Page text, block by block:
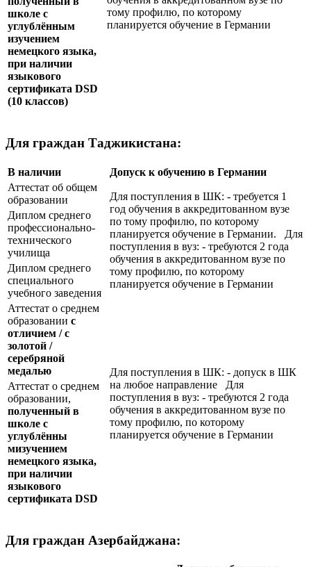
тому профилю, по которому
планируется обучение в Германии
школе с
углублённым
изучением
немецкого языка,
при наличии
языкового
сертификата DSD
(10 классов)
Для граждан Таджикистана:
В наличии
Допуск к обучению в Германии
Аттестат об общем
образовании
Для поступления в ШК: - требуется 1
год обучения в аккредитованном вузе
по тому профилю, по которому
планируется обучение в Германии. Для
поступления в вуз: - требуются 2 года
обучения в аккредитованном вузе по
тому профилю, по которому
планируется обучение в Германии
Диплом среднего
профессионально-
технического
училища
Диплом среднего
специального
учебного заведения
Аттестат о среднем
образовании с
отличием / с
золотой /
серебряной
медалью
Для поступления в ШК: - допуск в ШК
на любое направление Для
поступления в вуз: - требуются 2 года
обучения в аккредитованном вузе по
тому профилю, по которому
планируется обучение в Германии
Аттестат о среднем
образовании,
полученный в
школе с
углублённы
мизучением
немецкого языка,
при наличии
языкового
сертификата DSD
Для граждан Азербайджана: